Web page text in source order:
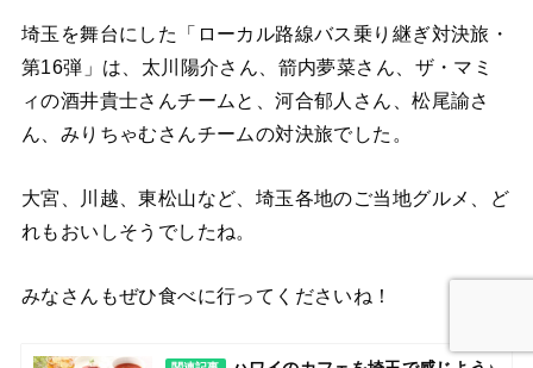
埼玉を舞台にした「ローカル路線バス乗り継ぎ対決旅・
第16弾」は、太川陽介さん、箭内夢菜さん、ザ・マミ
ィの酒井貴士さんチームと、河合郁人さん、松尾諭さ
ん、みりちゃむさんチームの対決旅でした。
大宮、川越、東松山など、埼玉各地のご当地グルメ、ど
れもおいしそうでしたね。
みなさんもぜひ食べに行ってくださいね！